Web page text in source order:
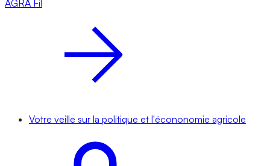
AGRA Fil
Votre veille sur la politique et l'écononomie agricole